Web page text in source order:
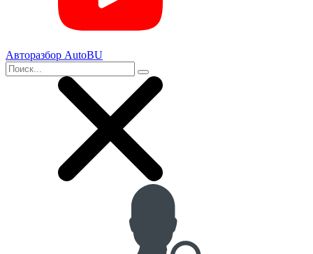
Авторазбор AutoBU